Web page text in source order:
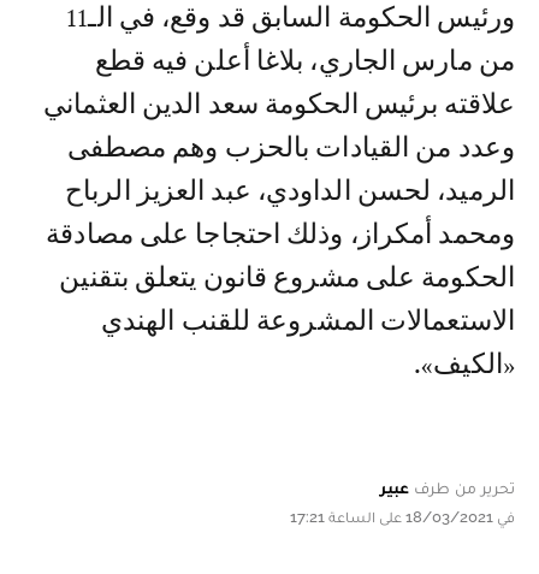
ورئيس الحكومة السابق قد وقع، في الـ11
من مارس الجاري، بلاغا أعلن فيه قطع
علاقته برئيس الحكومة سعد الدين العثماني
وعدد من القيادات بالحزب وهم مصطفى
الرميد، لحسن الداودي، عبد العزيز الرباح
ومحمد أمكراز، وذلك احتجاجا على مصادقة
الحكومة على مشروع قانون يتعلق بتقنين
الاستعمالات المشروعة للقنب الهندي
«الكيف».
تحرير من طرف عبير
في 18/03/2021 على الساعة 17:21